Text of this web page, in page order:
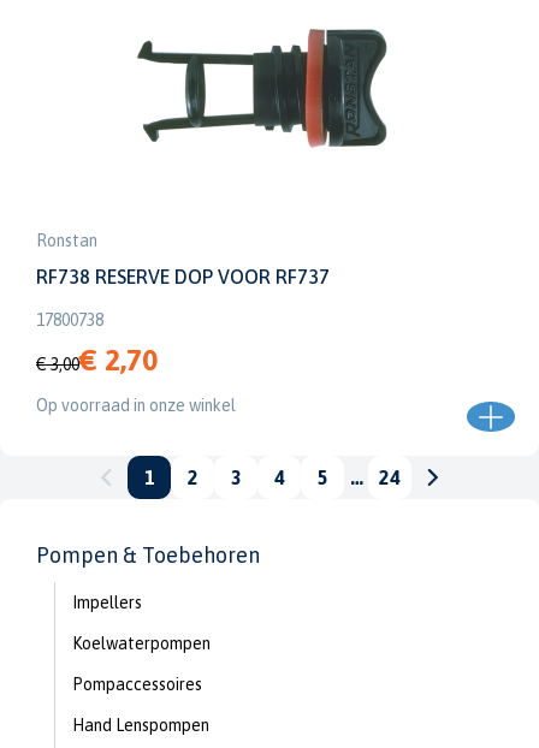
Pompen & Toebehoren
Impellers
Koelwaterpompen
Pompaccessoires
Hand Lenspompen
Ronstan
RF738 RESERVE DOP VOOR RF737
17800738
€ 3,00€ 2,70
Op voorraad in onze winkel
1 2 3 4 5 … 24